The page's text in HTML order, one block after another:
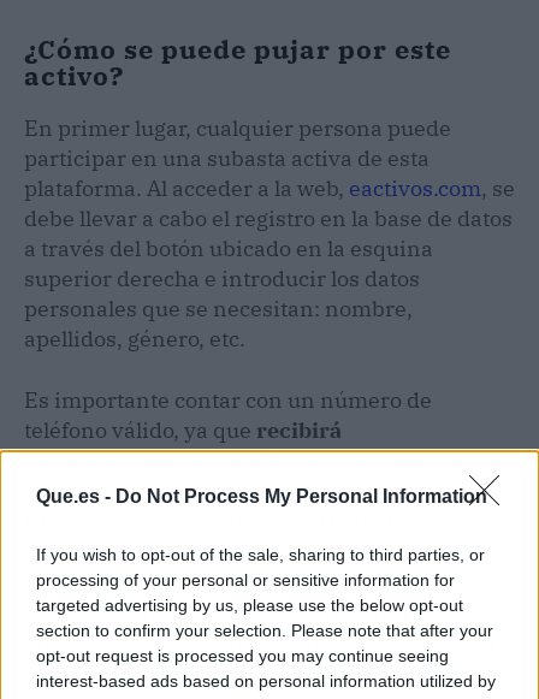
Que.es - Do Not Process My Personal Information
If you wish to opt-out of the sale, sharing to third parties, or
processing of your personal or sensitive information for
targeted advertising by us, please use the below opt-out
section to confirm your selection. Please note that after your
opt-out request is processed you may continue seeing
interest-based ads based on personal information utilized by
¿Cómo se puede pujar por este
activo?
En primer lugar, cualquier persona puede
participar en una subasta activa de esta
plataforma. Al acceder a la web, eactivos.com, se
debe llevar a cabo el registro en la base de datos
a través del botón ubicado en la esquina
superior derecha e introducir los datos
personales que se necesitan: nombre,
apellidos, género, etc.
Es importante contar con un número de
teléfono válido, ya que recibirá
automáticamente un SMS de confirmación de
su perfil y se deberá introducir para validarlo
cualquier subasta introduciendo una cantidad
mayor a la última oferta del precio de salida.
Asimismo, en el caso de querer participar por
otra persona o por una empresa, se debe crear
otro perfil de representado con los datos que